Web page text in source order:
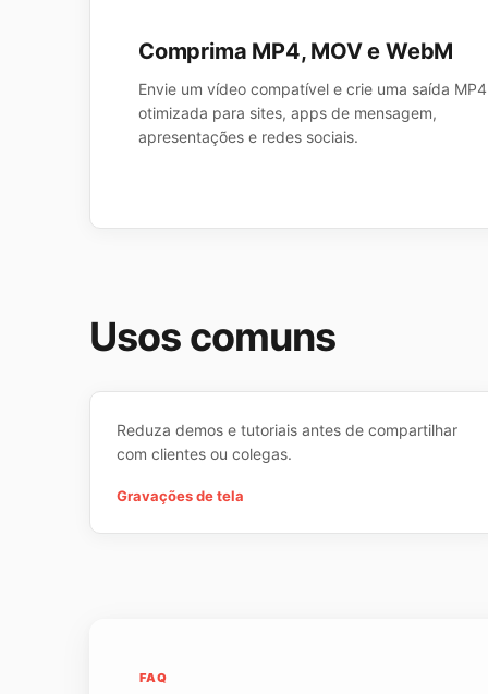
Comprima MP4, MOV e WebM
Envie um vídeo compatível e crie uma saída MP4
otimizada para sites, apps de mensagem,
apresentações e redes sociais.
Usos comuns
Reduza demos e tutoriais antes de compartilhar
com clientes ou colegas.
Gravações de tela
FAQ